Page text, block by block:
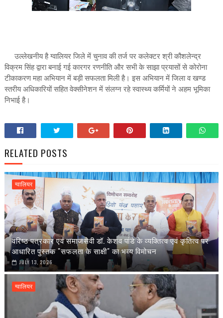
उल्लेखनीय है ग्वालियर जिले में चुनाव की तर्ज पर कलेक्टर श्री कौशलेन्द्र
विक्रम सिंह द्वारा बनाई गई कारगर रणनीति और सभी के साझा प्रयासों से कोरोना
टीकाकरण महा अभियान में बड़ी सफलता मिली है। इस अभियान में जिला व खण्ड
स्तरीय अधिकारियों सहित वेक्सीनेशन में संलग्न रहे स्वास्थ्य कर्मियों ने अहम भूमिका
निभाई है।
RELATED POSTS
ग्वालियर
वरिष्ठ पत्रकार एवं समाजसेवी डॉ. केशव पांडे के व्यक्तित्व एवं कृतित्व पर
आधारित पुस्तक "सफलता के साक्षी" का भव्य विमोचन
JULY 13, 2026
ग्वालियर